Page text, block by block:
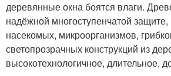
деревянные окна боятся влаги.
надёжной многоступенчатой защите,
насекомых, микроорганизмов,
светопрозрачных конструкций из
высокотехнологичное, длительное,